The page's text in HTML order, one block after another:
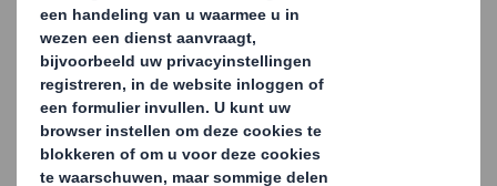
combinatieverpakkinge
n